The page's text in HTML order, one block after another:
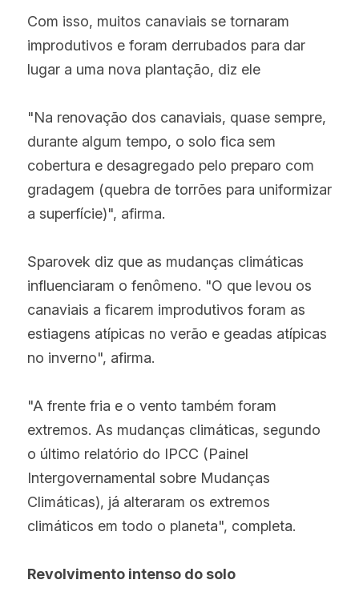
Com isso, muitos canaviais se tornaram
improdutivos e foram derrubados para dar
lugar a uma nova plantação, diz ele
"Na renovação dos canaviais, quase sempre,
durante algum tempo, o solo fica sem
cobertura e desagregado pelo preparo com
gradagem (quebra de torrões para uniformizar
a superfície)", afirma.
Sparovek diz que as mudanças climáticas
influenciaram o fenômeno. "O que levou os
canaviais a ficarem improdutivos foram as
estiagens atípicas no verão e geadas atípicas
no inverno", afirma.
"A frente fria e o vento também foram
extremos. As mudanças climáticas, segundo
o último relatório do IPCC (Painel
Intergovernamental sobre Mudanças
Climáticas), já alteraram os extremos
climáticos em todo o planeta", completa.
Revolvimento intenso do solo